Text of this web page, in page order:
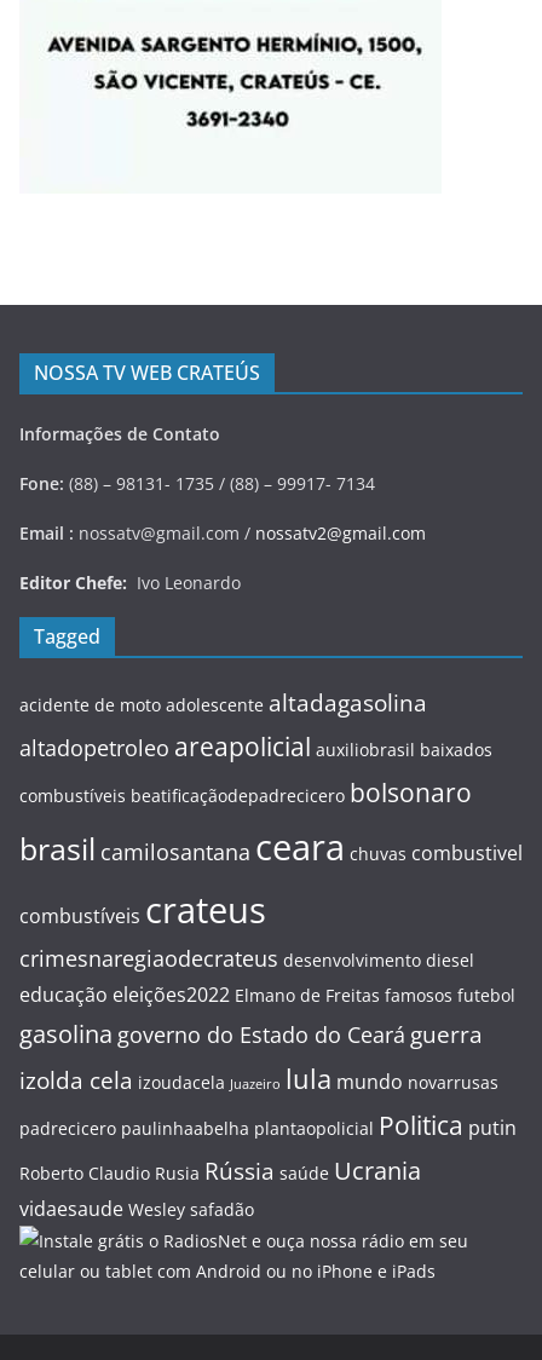
NOSSA TV WEB CRATEÚS
Informações de Contato
Fone: (88) – 98131- 1735 / (88) – 99917- 7134
Email : nossatv@gmail.com / nossatv2@gmail.com
Editor Chefe: Ivo Leonardo
Tagged
acidente de moto adolescente altadagasolina
altadopetroleo areapolicial auxiliobrasil baixados
combustíveis beatificaçãodepadrecicero bolsonaro
brasil camilosantana ceara chuvas combustivel
combustíveis crateus
crimesnaregiaodecrateus desenvolvimento diesel
educação eleições2022 Elmano de Freitas famosos futebol
gasolina governo do Estado do Ceará guerra
izolda cela izoudacela Juazeiro lula mundo novarrusas
padrecicero paulinhaabelha plantaopolicial Politica putin
Roberto Claudio Rusia Rússia saúde Ucrania
vidaesaude Wesley safadão